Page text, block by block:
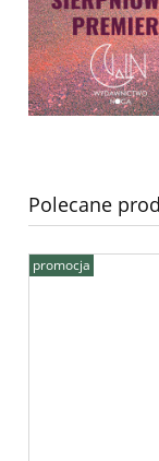
Polecane
promocja